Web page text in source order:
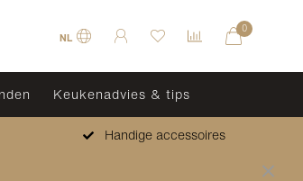
NL
0
Keukenadvies & tips
Handige accessoires